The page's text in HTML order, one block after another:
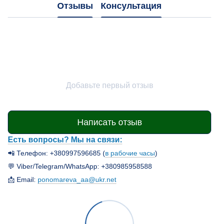
Отзывы Консультация
Добавьте первый отзыв
Написать отзыв
Есть вопросы? Мы на связи:
📲 Телефон: +380997596685 (в рабочие часы)
💬 Viber/Telegram/WhatsApp: +380985958588
📩 Email: ponomareva_aa@ukr.net